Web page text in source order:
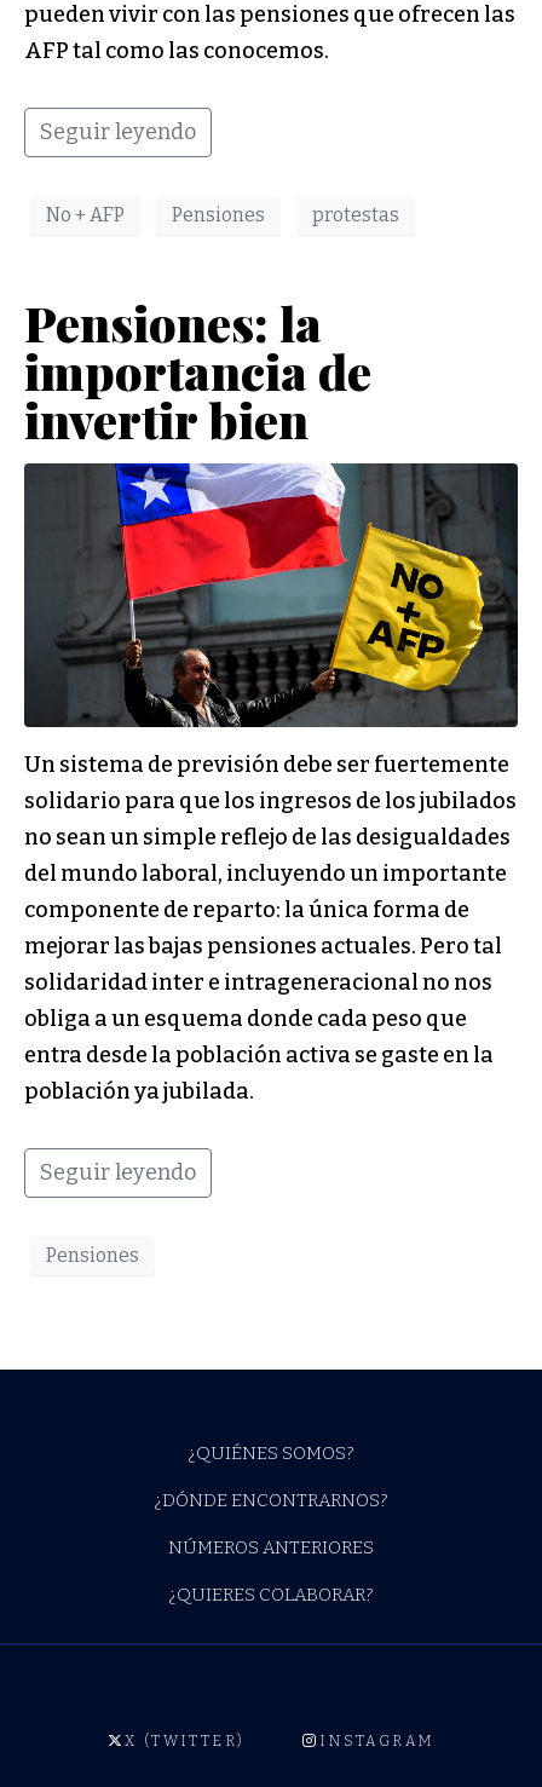
pueden vivir con las pensiones que ofrecen las
AFP tal como las conocemos.
Seguir leyendo
No + AFP Pensiones protestas
Pensiones: la
importancia de
invertir bien
Un sistema de previsión debe ser fuertemente
solidario para que los ingresos de los jubilados
no sean un simple reflejo de las desigualdades
del mundo laboral, incluyendo un importante
componente de reparto: la única forma de
mejorar las bajas pensiones actuales. Pero tal
solidaridad inter e intrageneracional no nos
obliga a un esquema donde cada peso que
entra desde la población activa se gaste en la
población ya jubilada.
Seguir leyendo
Pensiones
¿QUIÉNES SOMOS?
¿DÓNDE ENCONTRARNOS?
NÚMEROS ANTERIORES
¿QUIERES COLABORAR?
X (TWITTER) INSTAGRAM